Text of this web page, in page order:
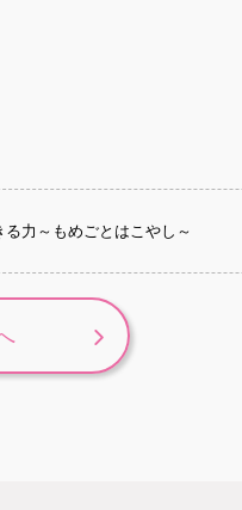
る力～もめごとはこやし～